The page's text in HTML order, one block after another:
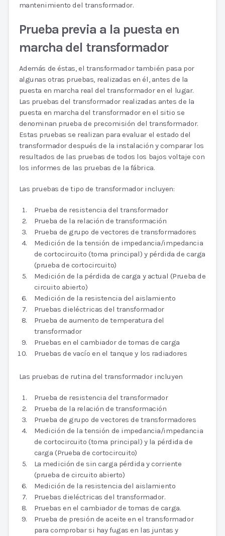
mantenimiento del transformador.
Prueba previa a la puesta en
marcha del transformador
Además de éstas, el transformador también pasa por
algunas otras pruebas, realizadas en él, antes de la
puesta en marcha real del transformador en el lugar.
Las pruebas del transformador realizadas antes de la
puesta en marcha del transformador en el sitio se
denominan prueba de precomisión del transformador.
Estas pruebas se realizan para evaluar el estado del
transformador después de la instalación y comparar los
resultados de las pruebas de todos los bajos voltaje con
los informes de las pruebas de la fábrica.
Las pruebas de tipo de transformador incluyen:
Prueba de resistencia del transformador
Prueba de la relación de transformación
Prueba de grupo de vectores de transformadores
Medición de la tensión de impedancia/impedancia
de cortocircuito (toma principal) y pérdida de carga
(prueba de cortocircuito)
Medición de la pérdida de carga y actual (Prueba de
circuito abierto)
Medición de la resistencia del aislamiento
Pruebas dieléctricas del transformador
Prueba de aumento de temperatura del
transformador
Pruebas en el cambiador de tomas de carga
Pruebas de vacío en el tanque y los radiadores
Las pruebas de rutina del transformador incluyen
Prueba de resistencia del transformador
Prueba de la relación de transformación
Prueba de grupo de vectores de transformadores
Medición de la tensión de impedancia/impedancia
de cortocircuito (toma principal) y la pérdida de
carga (Prueba de cortocircuito)
La medición de sin carga pérdida y corriente
(prueba de circuito abierto)
Medición de la resistencia del aislamiento
Pruebas dieléctricas del transformador.
Pruebas en el cambiador de tomas de carga.
Prueba de presión de aceite en el transformador
para comprobar si hay fugas en las juntas y